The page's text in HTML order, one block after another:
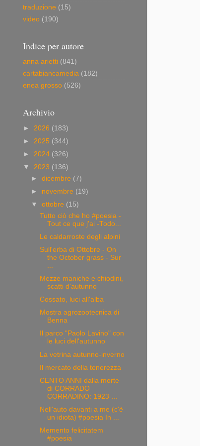
traduzione (15)
video (190)
Indice per autore
anna arietti (841)
cartabiancamedia (182)
enea grosso (526)
Archivio
► 2026 (183)
► 2025 (344)
► 2024 (326)
▼ 2023 (136)
►dicembre (7)
► novembre (19)
▼ottobre (15)
Tutto ciò che ho #poesia -
Tout ce que j'ai -Todo...
Le caldarroste degli alpini
Sull'erba di Ottobre - On
the October grass - Sur
Mezze maniche e chiodini,
scatti d'autunno
Cossato, luci all'alba
Mostra agrozootecnica di
Benna
Il parco "Paolo Lavino" con
le luci dell'autunno
La vetrina autunno-inverno
Il mercato della tenerezza
CENTO ANNI dalla morte
di CORRADO
CORRADINO: 1923-...
Nell'auto davanti a me (c'è
un idiota) #poesia In ...
Memento felicitatem
#poesia